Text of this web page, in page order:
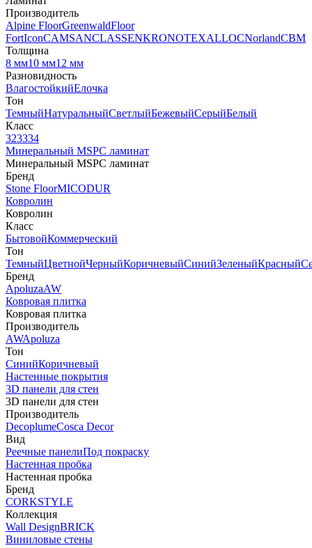
Производитель
Alpine FloorGreenwaldFloor
FortIconCAMSANCLASSENKRONOTEXALLOCNorlandCBM
Толщина
8 мм10 мм12 мм
Разновидность
ВлагостойкийЕлочка
Тон
ТемныйНатуральныйСветлыйБежевыйСерыйБелый
Класс
323334
Минеральный MSPC ламинат
Минеральный MSPC ламинат
Бренд
Stone FloorMICODUR
Ковролин
Ковролин
Класс
БытовойКоммерческий
Тон
ТемныйЦветнойЧерныйКоричневыйСинийЗеленыйКрасный
Бренд
ApoluzaAW
Ковровая плитка
Ковровая плитка
Производитель
AWApoluza
Тон
СинийКоричневый
Настенные покрытия
3D панели для стен
3D панели для стен
Производитель
DecoplumeCosca Decor
Вид
Реечные панелиПод покраску
Настенная пробка
Настенная пробка
Бренд
CORKSTYLE
Коллекция
Wall DesignBRICK
Виниловые стены